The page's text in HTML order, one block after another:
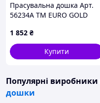
Прасувальна дошка Арт.
56234A ТМ EURO GOLD
1 852 ₴
Купити
Популярні виробники
дошки